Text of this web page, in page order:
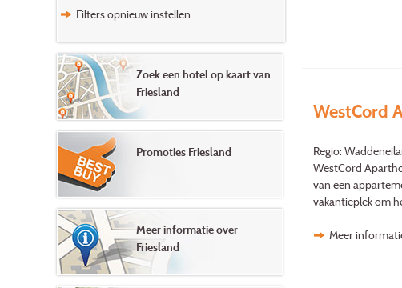
WestCord
Regio:
WestCord
van een
vakantieplek om
Meer
Filters opnieuw instellen
Zoek een hotel op kaart van
Friesland
Promoties Friesland
Meer informatie over
Friesland